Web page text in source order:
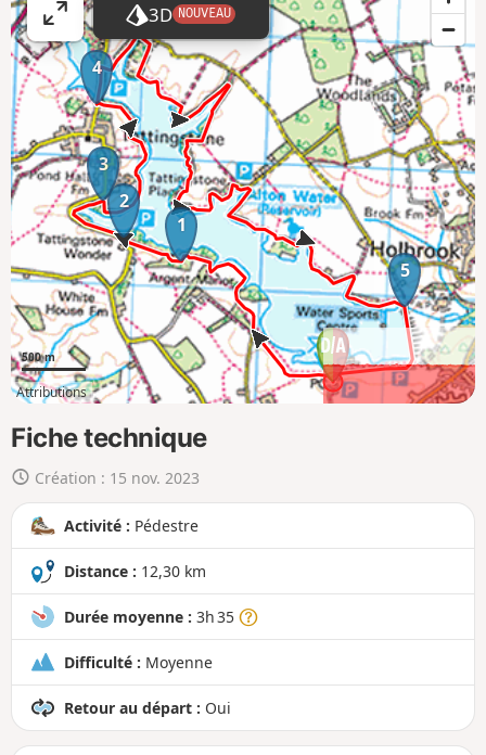
A
ff
i
c
h
e
r
l
a
c
a
r
t
e
e
n
r
n
d
3D NOUVEAU
1
2
3
4
5
500 m
Attributions
Fiche technique
Création : 15 nov. 2023
Activité : Pédestre
Distance : 12,30 km
Durée moyenne : 3h 35
Difficulté : Moyenne
Retour au départ : Oui